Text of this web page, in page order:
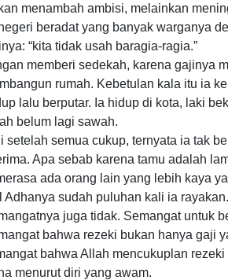
menambah ambisi, melainkan
beradat yang banyak warganya
“kita tidak usah baragia-ragia.”
memberi sedekah, karena gajinya
rumah. Kebetulan kala itu ia
lalu berputar. Ia hidup di kota, laki
belum lagi sawah.
setelah semua cukup, ternyata ia tak
Apa sebab karena tamu adalah
ada orang lain yang lebih kaya
Adhanya sudah puluhan kali ia
juga tidak. Semangat untuk
bahwa rezeki bukan hanya gaji
bahwa Allah mencukuplan
menurut diri yang awam.